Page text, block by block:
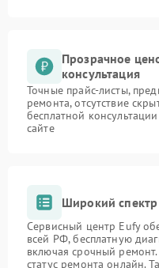
Прозрачное
консультация
Точные прайс-листы,
ремонта, отсутствие
бесплатной
сайте
Широкий спектр
Сервисный центр Eufy
всей РФ, бесплатную
включая срочный
статус ремонта онлайн.